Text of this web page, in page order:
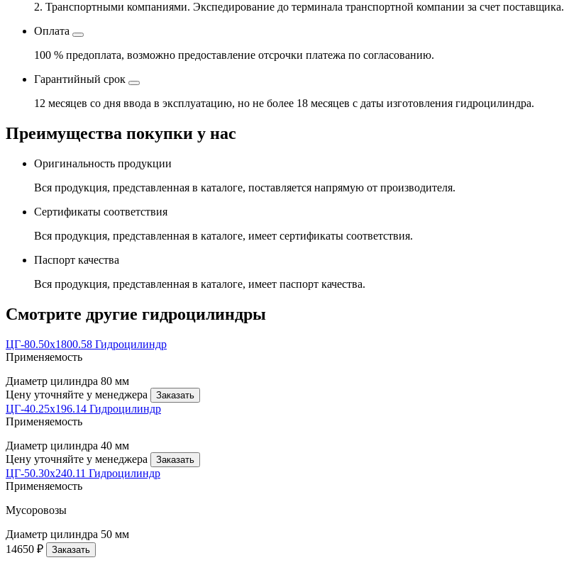
2. Транспортными компаниями. Экспедирование до терминала транспортной компании за счет поставщика.
Оплата
100 % предоплата, возможно предоставление отсрочки платежа по согласованию.
Гарантийный срок
12 месяцев со дня ввода в эксплуатацию, но не более 18 месяцев с даты изготовления гидроцилиндра.
Преимущества покупки у нас
Оригинальность продукции
Вся продукция, представленная в каталоге, поставляется напрямую от производителя.
Сертификаты соответствия
Вся продукция, представленная в каталоге, имеет сертификаты соответствия.
Паспорт качества
Вся продукция, представленная в каталоге, имеет паспорт качества.
Смотрите другие гидроцилиндры
ЦГ-80.50х1800.58 Гидроцилиндр
Применяемость
Диаметр цилиндра 80 мм
Цену уточняйте у менеджера
Заказать
ЦГ-40.25х196.14 Гидроцилиндр
Применяемость
Диаметр цилиндра 40 мм
Цену уточняйте у менеджера
Заказать
ЦГ-50.30х240.11 Гидроцилиндр
Применяемость
Мусоровозы
Диаметр цилиндра 50 мм
14650 ₽
Заказать